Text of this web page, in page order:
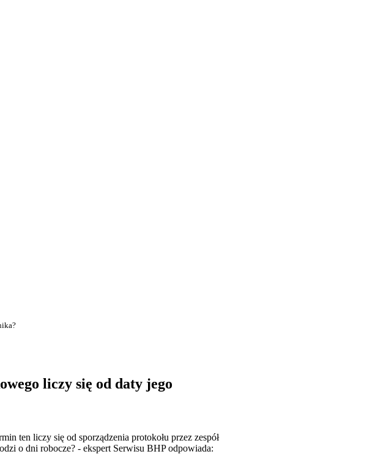
liczy się od daty jego
ten liczy się od sporządzenia protokołu przez zespół
o dni robocze? - ekspert Serwisu BHP odpowiada: